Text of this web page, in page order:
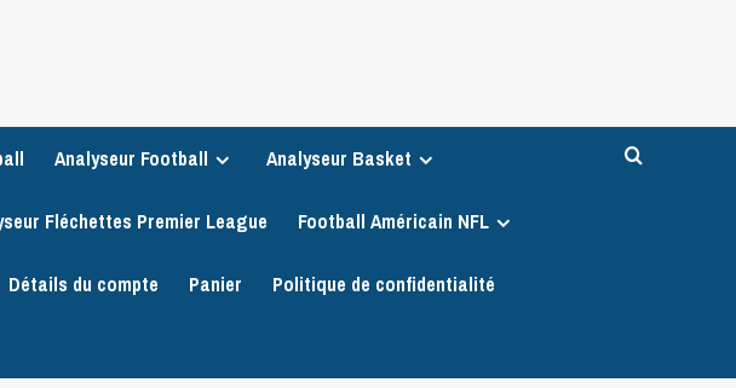
Analyseur Football Analyseur Basket
Fléchettes Premier League Football Américain NFL
Détails du compte Panier Politique de confidentialité